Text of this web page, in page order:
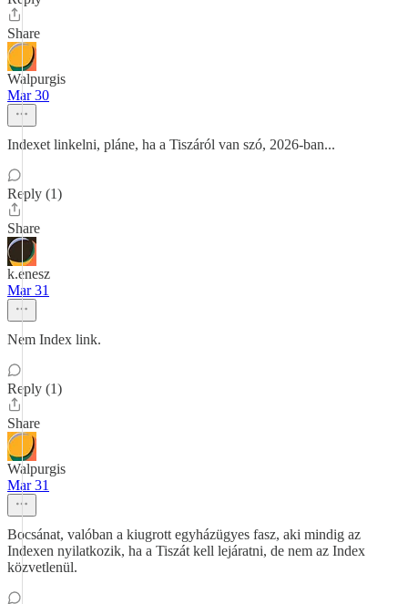
Share
Walpurgis
Mar 30
Indexet linkelni, pláne, ha a Tiszáról van szó, 2026-ban...
Reply (1)
Share
k.enesz
Mar 31
Nem Index link.
Reply (1)
Share
Walpurgis
Mar 31
Bocsánat, valóban a kiugrott egyházügyes fasz, aki mindig az
Indexen nyilatkozik, ha a Tiszát kell lejáratni, de nem az Index
közvetlenül.